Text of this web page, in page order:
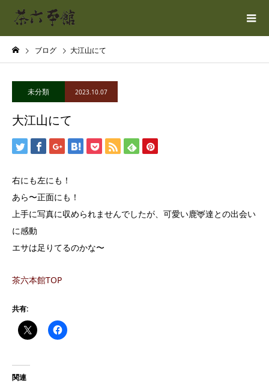
ブログ 大江山にて
未分類 2023.10.07
大江山にて
右にも左にも！
あら〜正面にも！
上手に写真に収められませんでしたが、可愛い鹿🦌達との出会い
に感動
エサは足りてるのかな〜
茶六本館TOP
共有:
関連